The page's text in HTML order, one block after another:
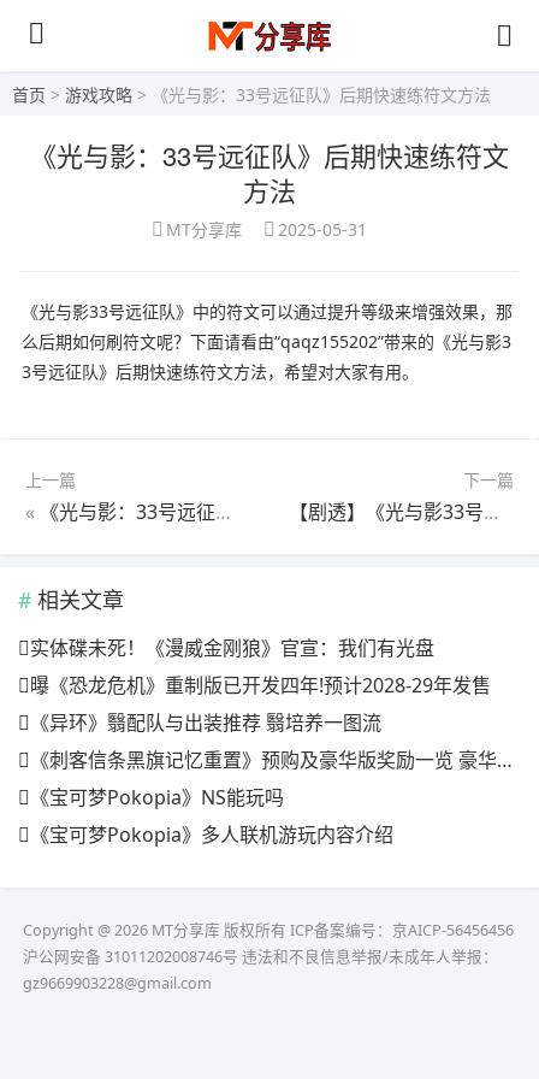
首页 > 游戏攻略 > 《光与影：33号远征队》后期快速练符文方法
《光与影：33号远征队》后期快速练符文
方法
MT分享库 2025-05-31
《光与影33号远征队》中的符文可以通过提升等级来增强效果，那
么后期如何刷符文呢？下面请看由“qaqz155202”带来的《光与影3
3号远征队》后期快速练符文方法，希望对大家有用。
上一篇
« 《光与影：33号远征队》强化攻击符纹获取
下一篇
【剧透】《光与影33号远征队》结局解锁攻略
相关文章
实体碟未死！《漫威金刚狼》官宣：我们有光盘
曝《恐龙危机》重制版已开发四年!预计2028-29年发售
《异环》翳配队与出装推荐 翳培养一图流
《刺客信条黑旗记忆重置》预购及豪华版奖励一览 豪华版有什么
《宝可梦Pokopia》NS能玩吗
《宝可梦Pokopia》多人联机游玩内容介绍
Copyright @ 2026 MT分享库 版权所有 ICP备案编号：京AICP-56456456
沪公网安备 31011202008746号 违法和不良信息举报/未成年人举报：
gz9669903228@gmail.com